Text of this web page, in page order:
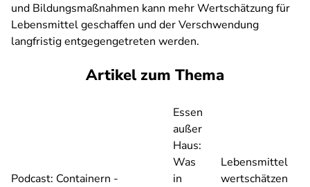
und Bildungsmaßnahmen kann mehr Wertschätzung für
Lebensmittel geschaffen und der Verschwendung
langfristigentgegengetreten werden.
Artikel zum Thema
Podcast: Containern -
Essen
außer
Haus:
Was
in
Lebensmittel
wertschätzen